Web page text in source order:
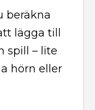
beräkna
lägga till
spill – lite
hörn eller